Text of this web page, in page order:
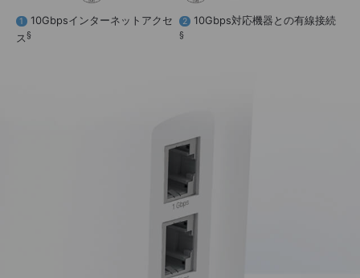
1 10Gbpsインターネットアクセ
ス§
2 10Gbps対応機器との有線接続
§